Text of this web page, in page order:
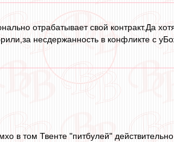
отрабатывает свой контракт.Да
несдержанность в конфликте с
в том Твенте "питбулей"